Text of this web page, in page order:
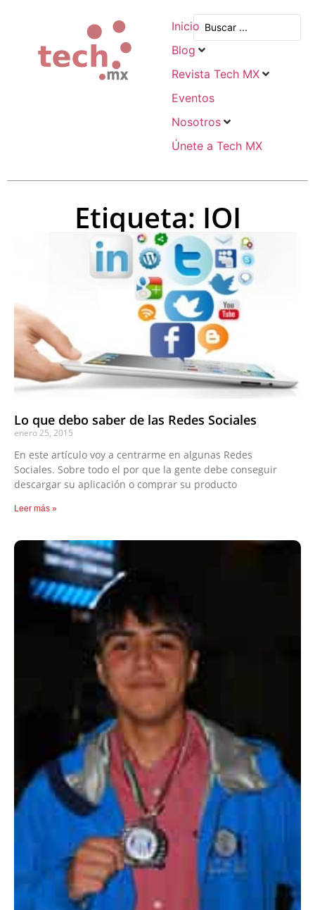
Inicio
Blog
Revista Tech MX
Eventos
Nosotros
Únete a Tech MX
Etiqueta: IOI
Lo que debo saber de las Redes Sociales
enero 25, 2015
En este artículo voy a centrarme en algunas Redes
Sociales. Sobre todo el por que la gente debe conseguir
descargar su aplicación o comprar su producto
Leer más »